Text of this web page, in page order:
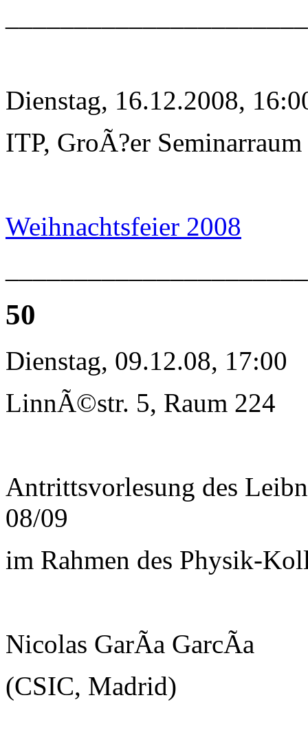
Dienstag, 16.12.2008,
ITP, GroÃ?er Seminarraum
Weihnachtsfeier 2008
50
Dienstag, 09.12.08, 17:00
LinnÃ©str. 5, Raum 224
Antrittsvorlesung des
08/09
im Rahmen des Physik-
Nicolas GarÃ­a GarcÃ­a
(CSIC, Madrid)